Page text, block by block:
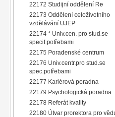
22172 Studijní oddělení Re
22173 Oddělení celoživotního
vzdělávání UJEP
22174 * Univ.cen. pro stud.se
specif.potřebami
22175 Poradenské centrum
22176 Univ.centr.pro stud.se
spec.potřebami
22177 Kariérová poradna
22179 Psychologická poradna
22178 Referát kvality
22180 Útvar prorektora pro